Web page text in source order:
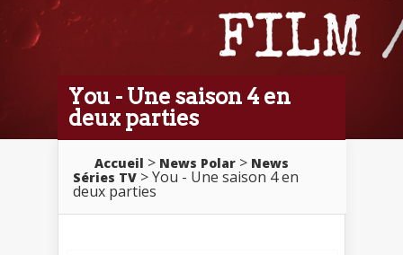
You - Une saison 4 en
deux parties
Accueil > News Polar > News
Séries TV > You - Une saison 4 en
deux parties